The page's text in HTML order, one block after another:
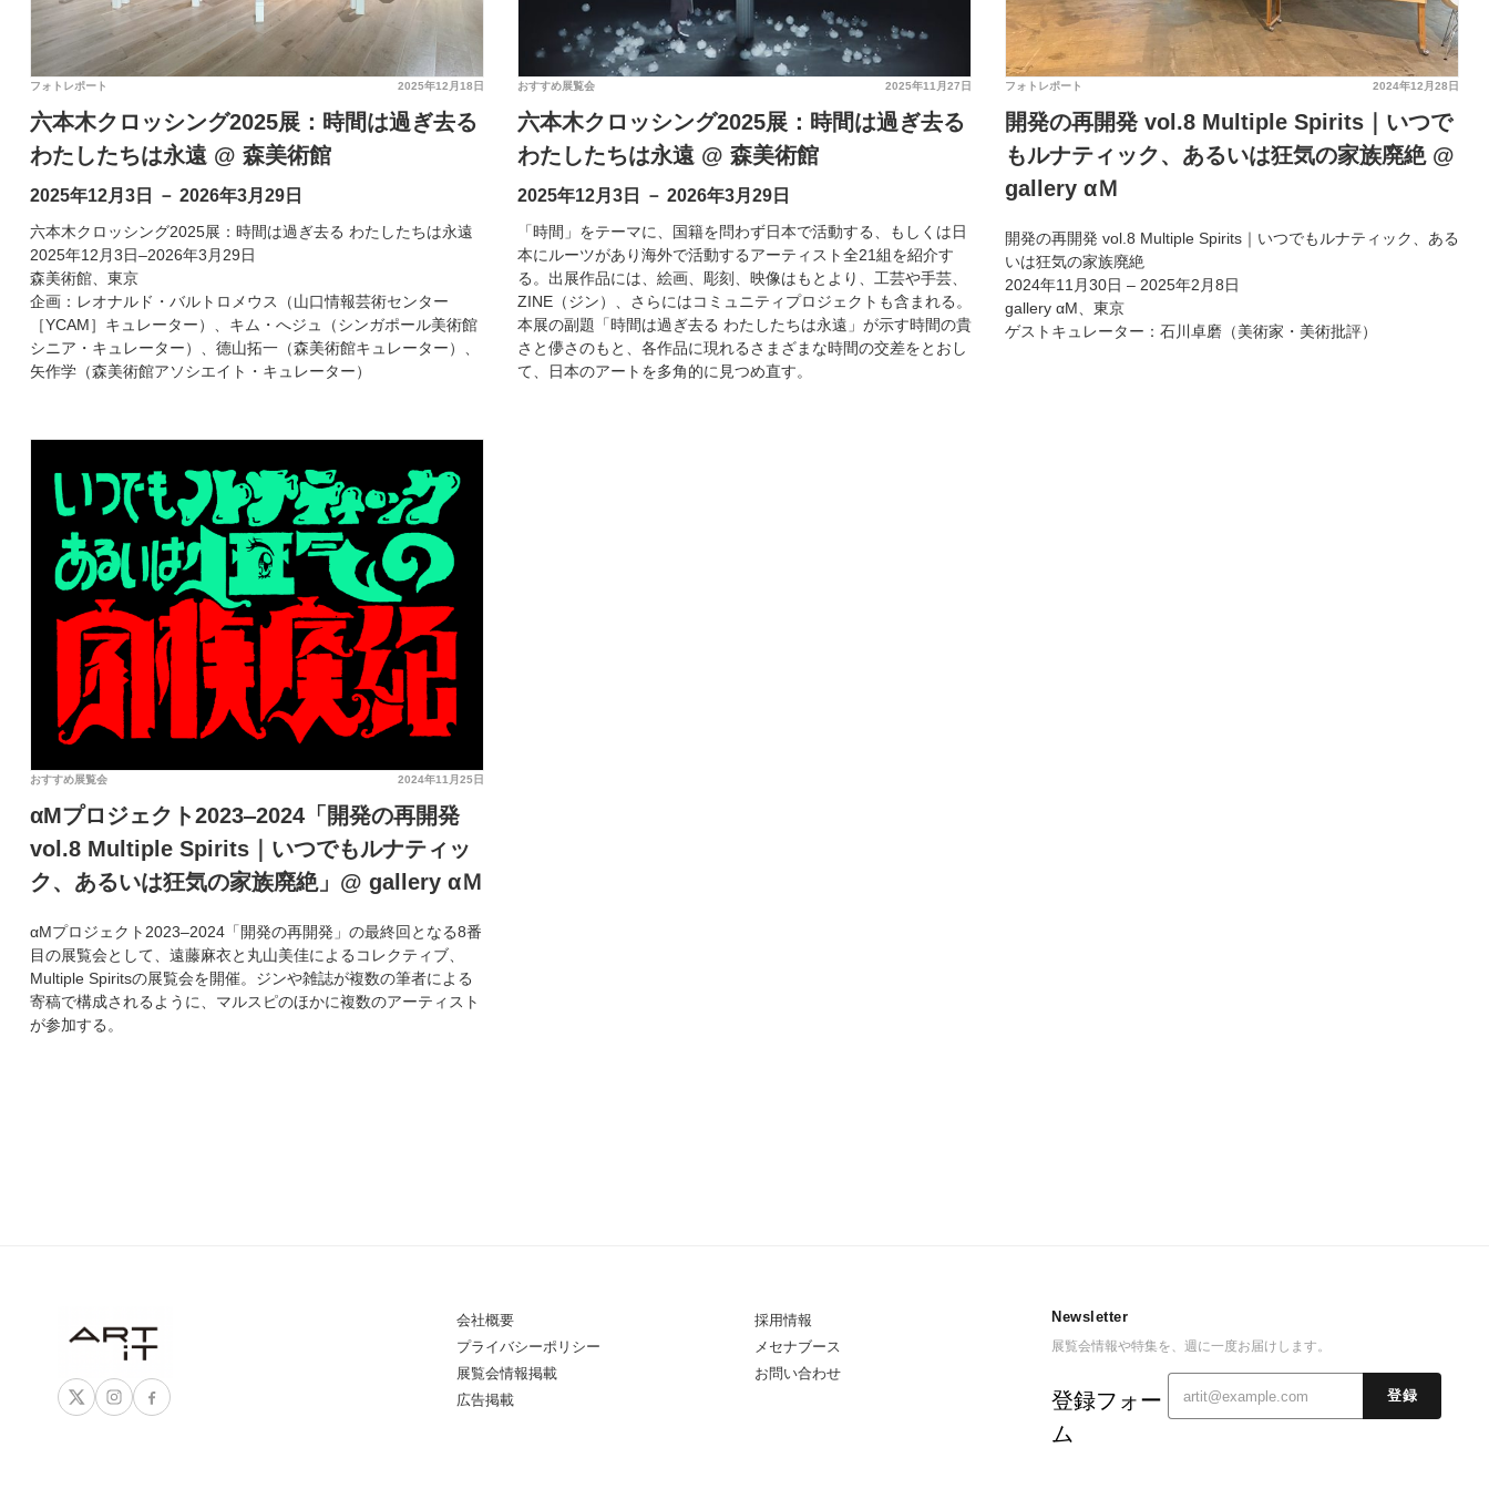
2025年12月18日
フォトレポート
六本木クロッシング2025展：時間は過ぎ去る
わたしたちは永遠 @ 森美術館
2025年12月3日 － 2026年3月29日
六本木クロッシング2025展：時間は過ぎ去る わたしたちは永遠
2025年12月3日–2026年3月29日
森美術館、東京
企画：レオナルド・バルトロメウス（山口情報芸術センター
［YCAM］キュレーター）、キム・へジュ（シンガポール美術館
シニア・キュレーター）、德山拓一（森美術館キュレーター）、
矢作学（森美術館アソシエイト・キュレーター）
2025年11月27日
おすすめ展覧会
六本木クロッシング2025展：時間は過ぎ去る
わたしたちは永遠 @ 森美術館
2025年12月3日 － 2026年3月29日
「時間」をテーマに、国籍を問わず日本で活動する、もしくは日
本にルーツがあり海外で活動するアーティスト全21組を紹介す
る。出展作品には、絵画、彫刻、映像はもとより、工芸や手芸、
ZINE（ジン）、さらにはコミュニティプロジェクトも含まれる。
本展の副題「時間は過ぎ去る わたしたちは永遠」が示す時間の貴
さと儚さのもと、各作品に現れるさまざまな時間の交差をとおし
て、日本のアートを多角的に見つめ直す。
2024年12月28日
フォトレポート
開発の再開発 vol.8 Multiple Spirits｜いつで
もルナティック、あるいは狂気の家族廃絶 @
gallery αＭ
開発の再開発 vol.8 Multiple Spirits｜いつでもルナティック、ある
いは狂気の家族廃絶
2024年11月30日 – 2025年2月8日
gallery αM、東京
ゲストキュレーター：石川卓磨（美術家・美術批評）
2024年11月25日
おすすめ展覧会
αMプロジェクト2023‒2024「開発の再開発
vol.8 Multiple Spirits｜いつでもルナティッ
ク、あるいは狂気の家族廃絶」@ gallery αＭ
αMプロジェクト2023‒2024「開発の再開発」の最終回となる8番
目の展覧会として、遠藤麻衣と丸山美佳によるコレクティブ、
Multiple Spiritsの展覧会を開催。ジンや雑誌が複数の筆者による
寄稿で構成されるように、マルスピのほかに複数のアーティスト
が参加する。
会社概要
プライバシーポリシー
展覧会情報掲載
広告掲載
採用情報
メセナブース
お問い合わせ
Newsletter
展覧会情報や特集を、週に一度お届けします。
登録フォー
ム
登録